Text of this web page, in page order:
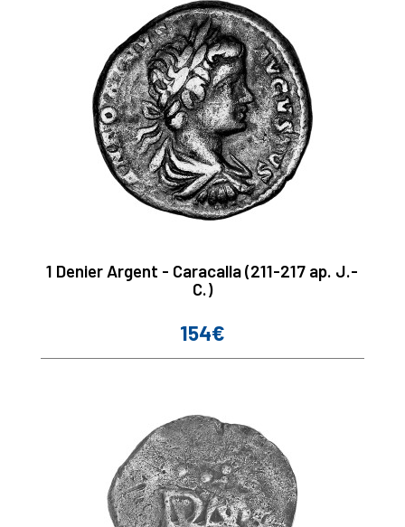
1 Denier Argent - Caracalla (211-217 ap. J.-
C.)
Prix
154€